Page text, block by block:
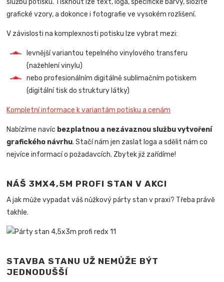
grafické vzory, a dokonce i fotografie ve vysokém rozlišení.
V závislosti na komplexnosti potisku lze vybrat mezi:
levnější variantou tepelného vinylového transferu
(nažehlení vinylu)
nebo profesionálním digitálně sublimačním potiskem
(digitální tisk do struktury látky)
Kompletní informace k variantám potisku a cenám
Nabízíme navíc bezplatnou a nezávaznou službu vytvoření
grafického návrhu. Stačí nám jen zaslat loga a sdělit nám co
nejvíce informací o požadavcích. Zbytek již zařídíme!
NÁŠ 3MX4,5M PROFI STAN V AKCI
A jak může vypadat váš nůžkový párty stan v praxi? Třeba právě
takhle.
STAVBA STANU UŽ NEMŮŽE BÝT
JEDNODUŠŠÍ